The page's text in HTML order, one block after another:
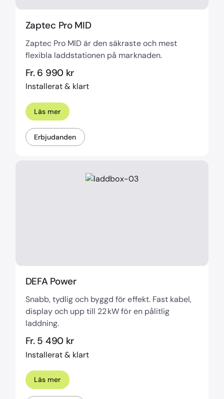
Zaptec Pro MID
Zaptec Pro MID är den säkraste och mest
flexibla laddstationen på marknaden.
Fr. 6 990 kr
Installerat & klart
Läs mer
Erbjudanden
DEFA Power
Snabb, tydlig och byggd för effekt. Fast kabel,
display och upp till 22 kW för en pålitlig
laddning.
Fr. 5 490 kr
Installerat & klart
Läs mer